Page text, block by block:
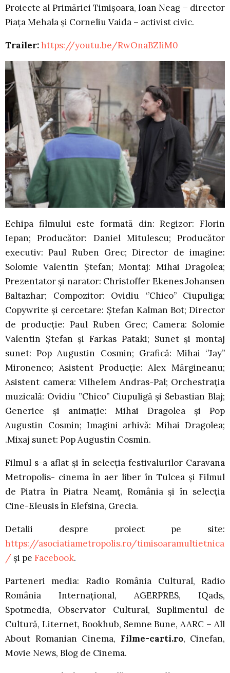
Proiecte al Primăriei Timișoara, Ioan Neag – director
Piața Mehala și Corneliu Vaida – activist civic.
Trailer: https://youtu.be/RwOnaBZIiM0
Echipa filmului este formată din: Regizor: Florin
Iepan; Producător: Daniel Mitulescu; Producător
executiv: Paul Ruben Grec; Director de imagine:
Solomie Valentin Ștefan; Montaj: Mihai Dragolea;
Prezentator și narator: Christoffer Ekenes Johansen
Baltazhar; Compozitor: Ovidiu ‘’Chico’’ Ciupuliga;
Copywrite și cercetare: Ștefan Kalman Bot; Director
de producție: Paul Ruben Grec; Camera: Solomie
Valentin Ștefan și Farkas Pataki; Sunet și montaj
sunet: Pop Augustin Cosmin; Grafică: Mihai ‘’Jay’’
Mironenco; Asistent Producție: Alex Mărgineanu;
Asistent camera: Vilhelem Andras-Pal; Orchestrația
muzicală: Ovidiu ”Chico’’ Ciupuligă și Sebastian Blaj;
Generice și animație: Mihai Dragolea și Pop
Augustin Cosmin; Imagini arhivă: Mihai Dragolea;
.Mixaj sunet: Pop Augustin Cosmin.
Filmul s-a aflat și în selecția festivalurilor Caravana
Metropolis- cinema în aer liber în Tulcea și Filmul
de Piatra în Piatra Neamț, România și în selecția
Cine-Eleusis în Elefsina, Grecia.
Detalii despre proiect pe site:
https://asociatiametropolis.ro/timisoaramultietnica
/ și pe Facebook.
Parteneri media: Radio România Cultural, Radio
România Internațional, AGERPRES, IQads,
Spotmedia, Observator Cultural, Suplimentul de
Cultură, Liternet, Bookhub, Semne Bune, AARC – All
About Romanian Cinema, Filme-carti.ro, Cinefan,
Movie News, Blog de Cinema.